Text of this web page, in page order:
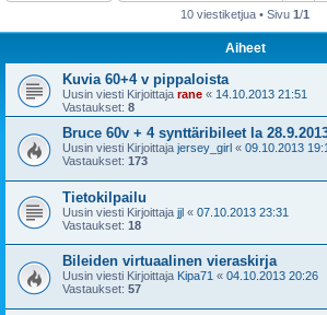
10 viestiketjua • Sivu 1/1
Aiheet
Kuvia 60+4 v pippaloista
Uusin viesti Kirjoittaja rane « 14.10.2013 21:51
Vastaukset: 8
Bruce 60v + 4 synttäribileet la
Uusin viesti Kirjoittaja jersey_girl « 09.10.2013
Vastaukset: 173
Tietokilpailu
Uusin viesti Kirjoittaja jjl « 07.10.2013 23:31
Vastaukset: 18
Bileiden virtuaalinen vieraskirja
Uusin viesti Kirjoittaja Kipa71 « 04.10.2013 20:26
Vastaukset: 57